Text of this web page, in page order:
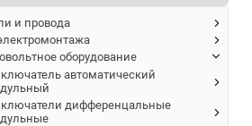
и провода
оборудование
автоматический
дифференцальные